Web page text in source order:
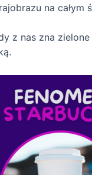
na całym
z nas zna